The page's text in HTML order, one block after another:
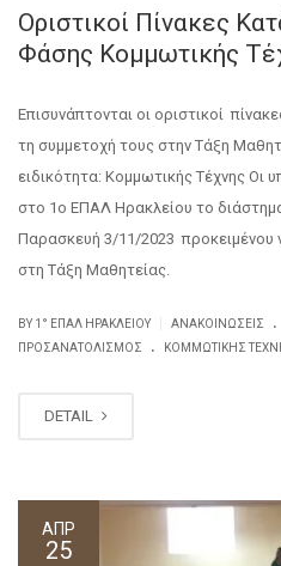
Οριστικοί Πίνακες
Φάσης Κομμωτικής
Επισυνάπτονται οι οριστικοί
τη συμμετοχή τους στην Τάξη
ειδικότητα: Κομμωτικής Τέχνης Οι
στο 1ο ΕΠΑΛ Ηρακλείου το
Παρασκευή 3/11/2023 προκειμένου
στη Τάξη Μαθητείας.
BY1° ΕΠΑΛ ΗΡΑΚΛΕΊΟΥ ΑΝΑΚΟΙΝΏΣΕΙΣ .
ΠΡΟΣΑΝΑΤΟΛΙΣΜΌΣ
. ΚΟΜΜΩΤΙΚΉΣ
DETAIL
ΑΠΡ
25